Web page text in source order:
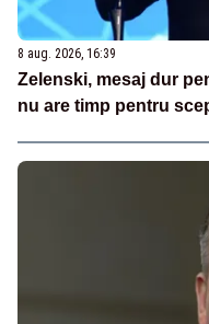
8 aug. 2026, 16:39
Zelenski, mesaj dur
nu are timp pentru